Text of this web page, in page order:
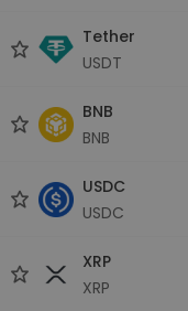
Tether
USDT
BNB
BNB
USDC
USDC
XRP
XRP